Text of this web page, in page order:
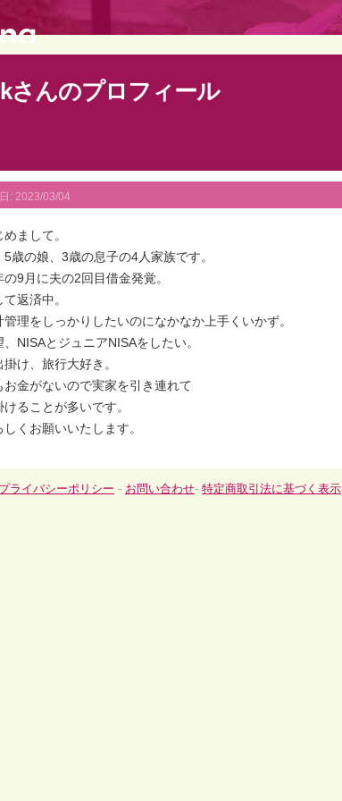
さんのプロフィール
: 2023/03/04
めまして。
5歳の娘、3歳の息子の4人家族です。
の9月に夫の2回目借金発覚。
て返済中。
管理をしっかりしたいのになかなか上手くいかず。
、NISAとジュニアNISAをしたい。
掛け、旅行大好き。
お金がないので実家を引き連れて
けることが多いです。
しくお願いいたします。
プライバシーポリシー - お問い合わせ- 特定商取引法に基づく表示